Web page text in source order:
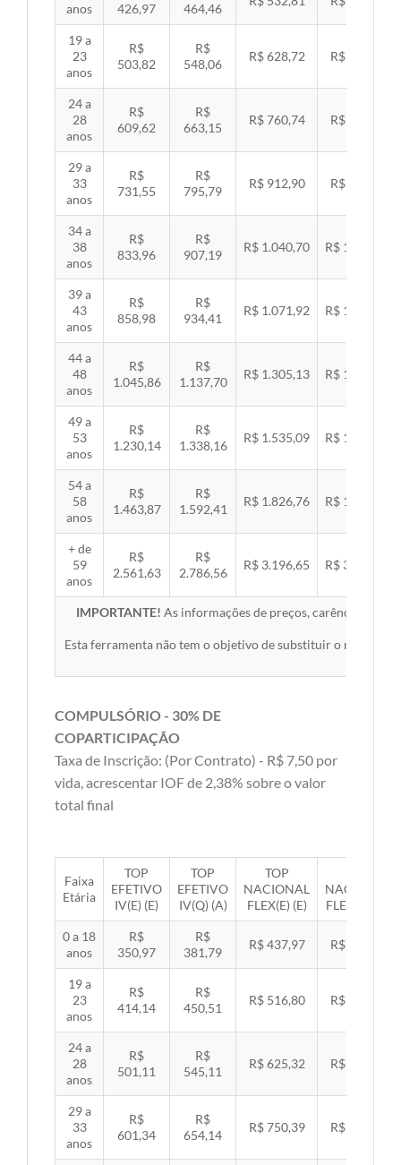
anos 426,97 464,46
19 a
23
anos
R$
503,82
R$
548,06
R$ 628,72 R$ 647,89
24 a
28
anos
R$
609,62
R$
663,15
R$ 760,74 R$ 783,94
29 a
33
anos
R$
731,55
R$
795,79
R$ 912,90 R$ 940,74
34 a
38
anos
R$
833,96
R$
907,19
R$ 1.040,70 R$ 1.072,43
39 a
43
anos
R$
858,98
R$
934,41
R$ 1.071,92 R$ 1.104,60
44 a
48
anos
R$
1.045,86
R$
1.137,70
R$ 1.305,13 R$ 1.344,92
49 a
53
anos
R$
1.230,14
R$
1.338,16
R$ 1.535,09 R$ 1.581,89
54 a
58
anos
R$
1.463,87
R$
1.592,41
R$ 1.826,76 R$ 1.882,45
+ de
59
anos
R$
2.561,63
R$
2.786,56
R$ 3.196,65 R$ 3.294,10
IMPORTANTE! As informações de preços, carências,
Esta ferramenta não tem o objetivo de substituir o material
COMPULSÓRIO - 30% DE
COPARTICIPAÇÃO
Taxa de Inscrição: (Por Contrato) - R$ 7,50 por
vida, acrescentar IOF de 2,38% sobre o valor
total final
Faixa
Etária
TOP
EFETIVO
IV(E) (E)
TOP
EFETIVO
IV(Q) (A)
TOP
NACIONAL
FLEX(E) (E)
NACIONAL
FLEX(Q) (A)
0 a 18
anos
R$
350,97
R$
381,79
R$ 437,97 R$ 451,33
19 a
23
anos
R$
414,14
R$
450,51
R$ 516,80 R$ 532,57
24 a
28
anos
R$
501,11
R$
545,11
R$ 625,32 R$ 644,40
29 a
33
anos
R$
601,34
R$
654,14
R$ 750,39 R$ 773,29